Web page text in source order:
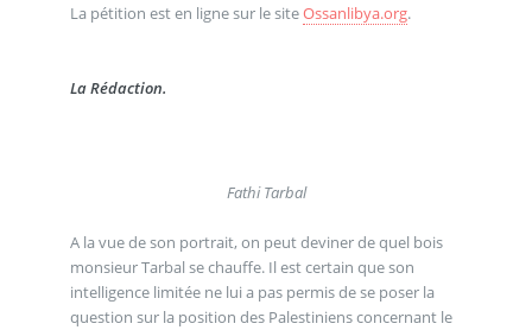
La pétition est en ligne sur le siteOssanlibya.org.
La Rédaction.
Fathi Tarbal
A la vue de son portrait, on peut deviner de quel bois
monsieur Tarbal se chauffe. Il est certain que son
intelligence limitée ne lui a pas permis de se poser la
question sur la position des Palestiniens concernant le